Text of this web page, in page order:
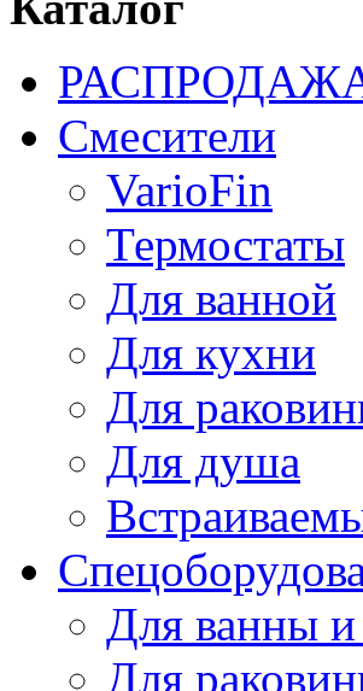
Смесители
VarioFin
Термостаты
Для ванной
Для кухни
Для
Для душа
Для ванны
Для